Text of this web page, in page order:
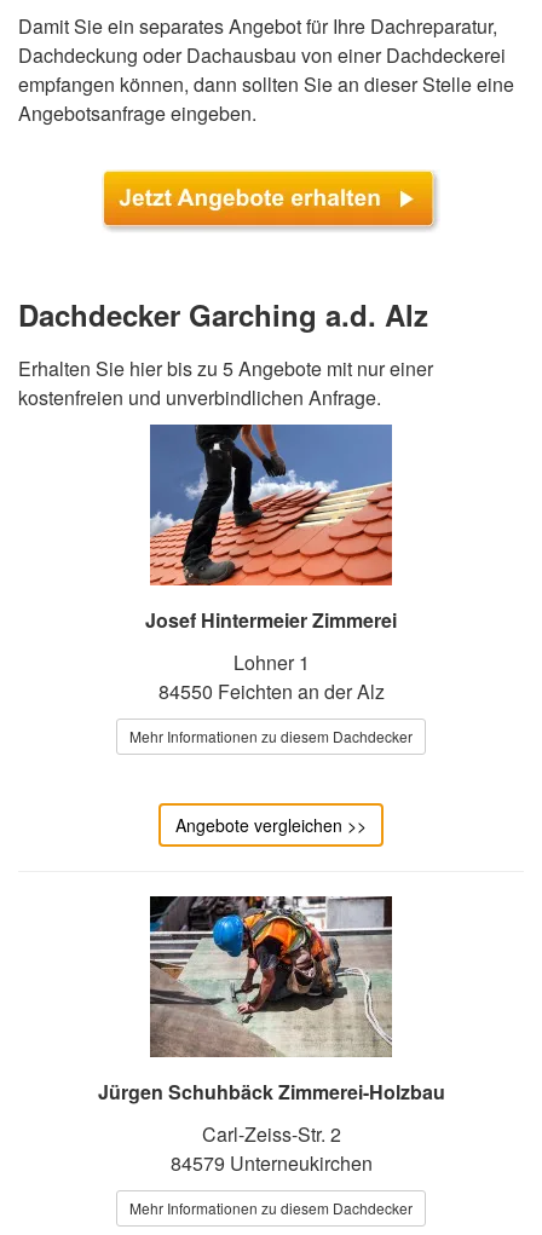
Damit Sie ein separates Angebot für Ihre Dachreparatur,
Dachdeckung oder Dachausbau von einer Dachdeckerei
empfangen können, dann sollten Sie an dieser Stelle eine
Angebotsanfrage eingeben.
Dachdecker Garching a.d. Alz
Erhalten Sie hier bis zu 5 Angebote mit nur einer
kostenfreien und unverbindlichen Anfrage.
Josef Hintermeier Zimmerei
Lohner 1
84550 Feichten an der Alz
Mehr Informationen zu diesem Dachdecker
Angebote vergleichen >>
Jürgen Schuhbäck Zimmerei-Holzbau
Carl-Zeiss-Str. 2
84579 Unterneukirchen
Mehr Informationen zu diesem Dachdecker